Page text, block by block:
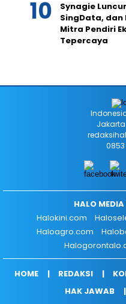
Synagie
SingData, dan
Mitra Pendiri
Tepercaya
0853
HALO
Halokini.com
Haloagro.com
HOME REDAKSI
HAK JAWAB